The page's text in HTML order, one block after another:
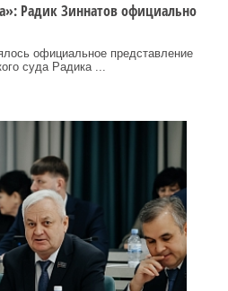
Радик Зиннатов официально
официальное представление
суда Радика ...